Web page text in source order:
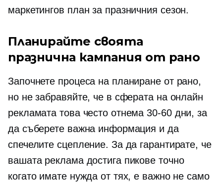
маркетингов план за празничния сезон.
Планирайте своята
празнична кампания от рано
Започнете процеса на планиране от рано,
но не забравяйте, че в сферата на онлайн
рекламата това често отнема30-60дни, за
да съберете важна информация и да
спечелите сцепление. За да гарантирате, че
вашата реклама достига пикове точно
когато имате нужда от тях, е важно не само